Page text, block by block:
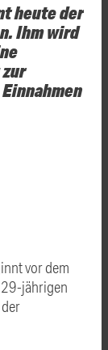
heute der
Ihm wird
vor dem
29-jährigen